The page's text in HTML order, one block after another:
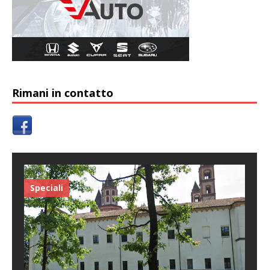
Rimani in contatto
Speciali